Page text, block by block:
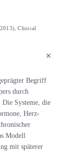
Clinical
Begriff
durch
Die Systeme, die
Herz-
Modell
mit späterer